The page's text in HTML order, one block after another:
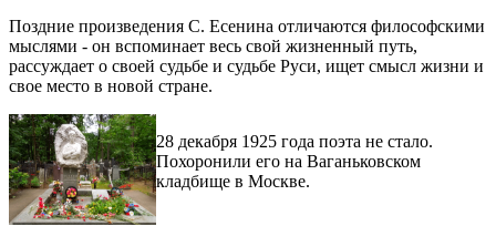
Поздние произведения С. Есенина отличаются философскими
мыслями - он вспоминает весь свой жизненный путь,
рассуждает о своей судьбе и судьбе Руси, ищет смысл жизни и
свое место в новой стране.
28 декабря 1925 года поэта не стало.
Похоронили его на Ваганьковском
кладбище в Москве.